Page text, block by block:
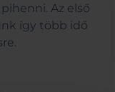
Az első
így több idő